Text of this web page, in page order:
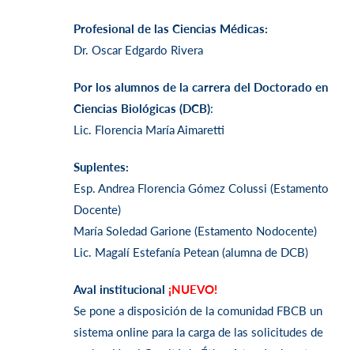
Profesional de las Ciencias Médicas:
Dr. Oscar Edgardo Rivera
Por los alumnos de la carrera del Doctorado en
Ciencias Biológicas (DCB):
Lic. Florencia María Aimaretti
Suplentes:
Esp. Andrea Florencia Gómez Colussi (Estamento
Docente)
María Soledad Garione (Estamento Nodocente)
Lic. Magalí Estefanía Petean (alumna de DCB)
Aval institucional ¡NUEVO!
Se pone a disposición de la comunidad FBCB un
sistema online para la carga de las solicitudes de